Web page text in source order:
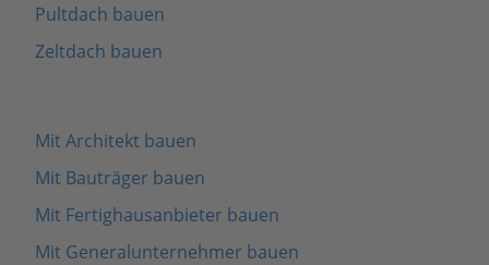
Pultdach bauen
Zeltdach bauen
Mit Architekt bauen
Mit Bauträger bauen
Mit Fertighausanbieter bauen
Mit Generalunternehmer bauen